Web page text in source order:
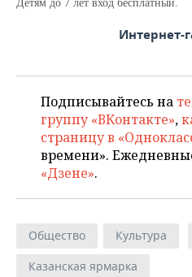
Детям до 7 лет вход бесплатный.
Интернет-
Подписывайтесь на
группу «ВКонтакте»,
страницу в
времени».
«Дзене».
Общество Культура
Казанская ярмарка